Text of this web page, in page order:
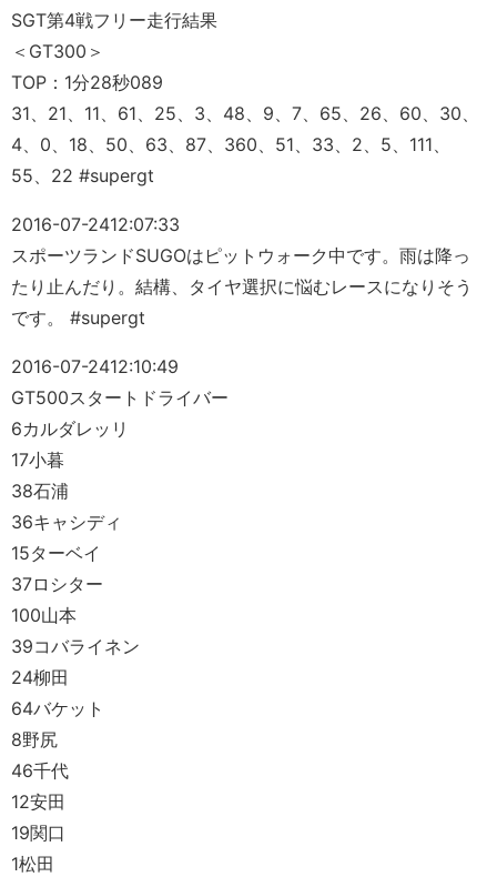
SGT第4戦フリー走行結果
＜GT300＞
TOP：1分28秒089
31、21、11、61、25、3、48、9、7、65、26、60、30、
4、0、18、50、63、87、360、51、33、2、5、111、
55、22 #supergt
2016-07-2412:07:33
スポーツランドSUGOはピットウォーク中です。雨は降っ
たり止んだり。結構、タイヤ選択に悩むレースになりそう
です。 #supergt
2016-07-2412:10:49
GT500スタートドライバー
6カルダレッリ
17小暮
38石浦
36キャシディ
15ターベイ
37ロシター
100山本
39コバライネン
24柳田
64バケット
8野尻
46千代
12安田
19関口
1松田